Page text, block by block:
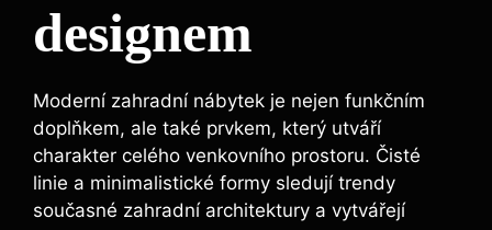
designem
Moderní zahradní nábytek je nejen funkčním
doplňkem, ale také prvkem, který utváří
charakter celého venkovního prostoru. Čisté
linie a minimalistické formy sledují trendy
současné zahradní architektury a vytvářejí